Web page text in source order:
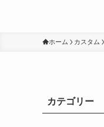
ホーム カスタム
カテゴリー